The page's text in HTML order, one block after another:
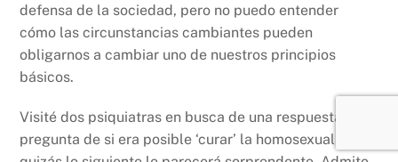
defensa de la sociedad, pero no puedo entender
cómo las circunstancias cambiantes pueden
obligarnos a cambiar uno de nuestros principios
básicos.
Visité dos psiquiatras en busca de una respuesta a la
pregunta de si era posible ‘curar’ la homosexualidad -